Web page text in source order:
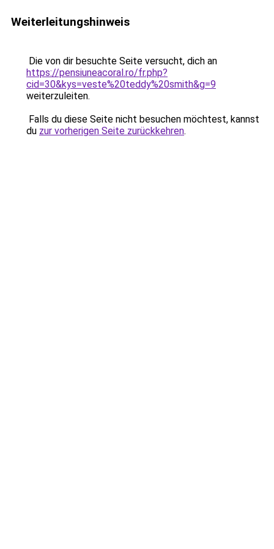
Weiterleitungshinweis
Die von dir besuchte Seite versucht, dich an
https://pensiuneacoral.ro/fr.php?
cid=30&kys=veste%20teddy%20smith&g=9
weiterzuleiten.
Falls du diese Seite nicht besuchen möchtest, kannst
du zur vorherigen Seite zurückkehren.